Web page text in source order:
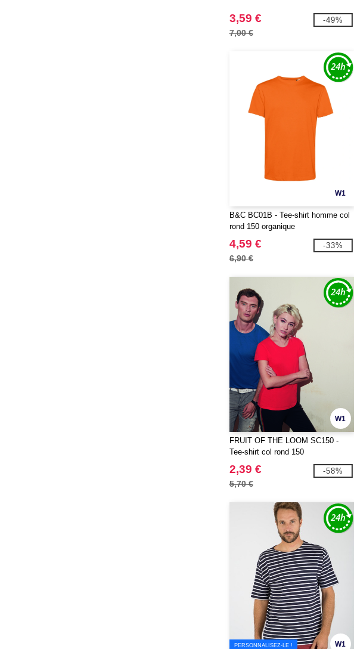
3,59 €
7,00 €
-49%
W1
B&C BC01B - Tee-shirt homme col
rond 150 organique
4,59 €
6,90 €
-33%
W1
FRUIT OF THE LOOM SC150 -
Tee-shirt col rond 150
2,39 €
5,70 €
-58%
W1
PERSONNALISEZ-LE !